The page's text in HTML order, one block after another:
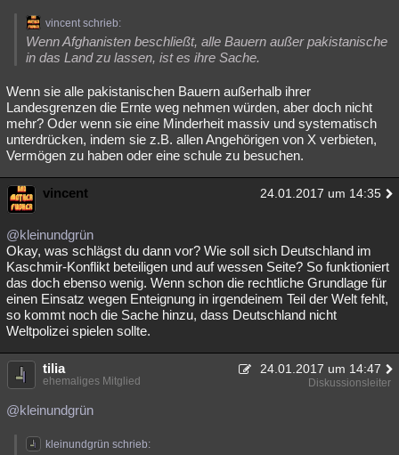
vincent schrieb:
Wenn Afghanisten beschließt, alle Bauern außer pakistanische
in das Land zu lassen, ist es ihre Sache.
Wenn sie alle pakistanischen Bauern außerhalb ihrer
Landesgrenzen die Ernte weg nehmen würden, aber doch nicht
mehr? Oder wenn sie eine Minderheit massiv und systematisch
unterdrücken, indem sie z.B. allen Angehörigen von X verbieten,
Vermögen zu haben oder eine schule zu besuchen.
vincent 24.01.2017 um 14:35
@kleinundgrün
Okay, was schlägst du dann vor? Wie soll sich Deutschland im
Kaschmir-Konflikt beteiligen und auf wessen Seite? So funktioniert
das doch ebenso wenig. Wenn schon die rechtliche Grundlage für
einen Einsatz wegen Enteignung in irgendeinem Teil der Welt fehlt,
so kommt noch die Sache hinzu, dass Deutschland nicht
Weltpolizei spielen sollte.
tilia 24.01.2017 um 14:47
ehemaliges Mitglied Diskussionsleiter
@kleinundgrün
kleinundgrün schrieb: